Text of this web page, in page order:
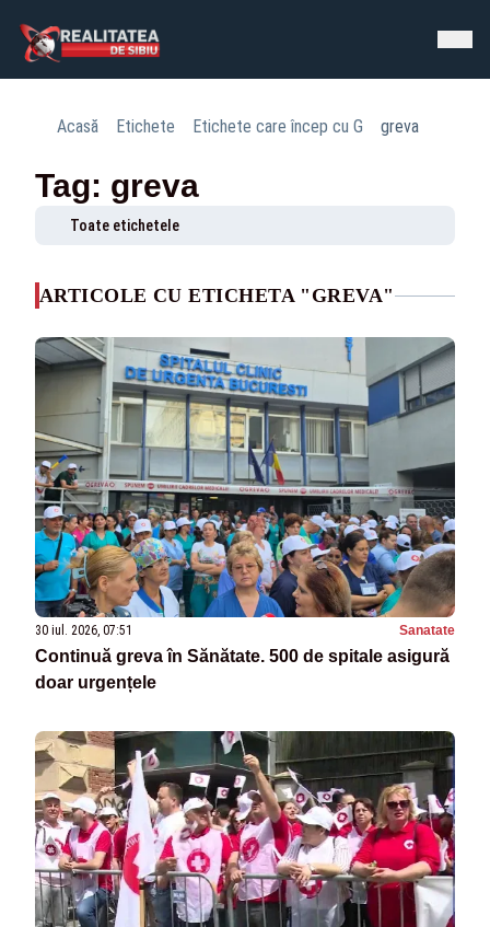
Acasă Etichete Etichete care încep cu G greva
Tag: greva
Toate etichetele
ARTICOLE CU ETICHETA "GREVA"
30 iul. 2026, 07:51 Sanatate
Continuă greva în Sănătate. 500 de spitale asigură
doar urgențele